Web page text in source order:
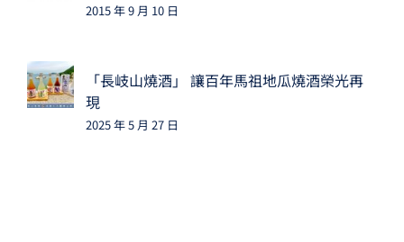
2015 年 9 月 10 日
「長岐山燒酒」 讓百年馬祖地瓜燒酒榮光再
現
2025 年 5 月 27 日